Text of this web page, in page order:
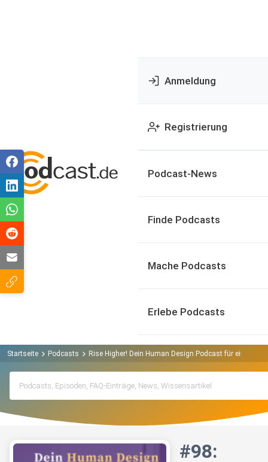
Anmeldung
Registrierung
Podcast-News
Finde Podcasts
Mache Podcasts
Erlebe Podcasts
Startseite Podcasts Rise Higher! Dein Human Design Podcast für eine
#98: